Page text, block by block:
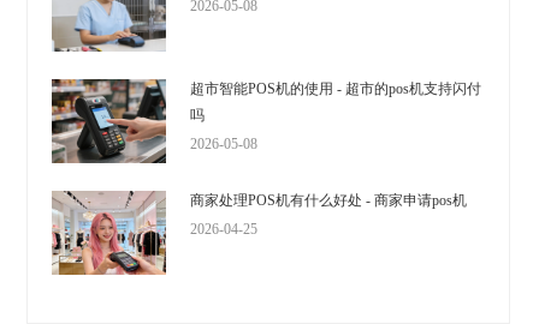
2026-05-08
超市智能POS机的使用 - 超市的pos机支持闪付
吗
2026-05-08
商家处理POS机有什么好处 - 商家申请pos机
2026-04-25